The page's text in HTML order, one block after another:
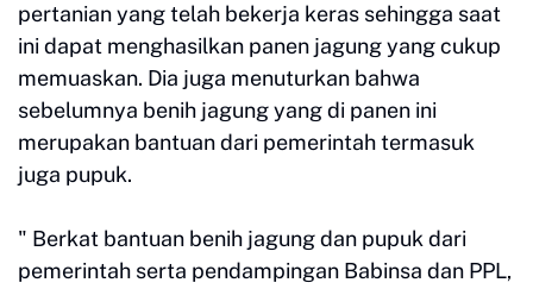
pertanian yang telah bekerja keras sehingga saat
ini dapat menghasilkan panen jagung yang cukup
memuaskan. Dia juga menuturkan bahwa
sebelumnya benih jagung yang di panen ini
merupakan bantuan dari pemerintah termasuk
juga pupuk.
" Berkat bantuan benih jagung dan pupuk dari
pemerintah serta pendampingan Babinsa dan PPL,